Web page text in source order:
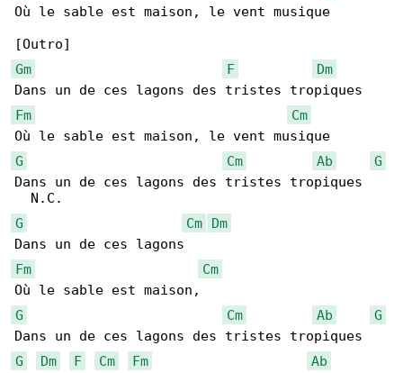
Où le sable est maison, le vent musique
Gm
F
Dm
Fm
Cm
G
Cm Ab
G
Dans un de ces lagons des tristes tropiques
G
Cm
Dm
Fm
Cm
G
Cm Ab
G
G
Dm F Cm Fm
Ab